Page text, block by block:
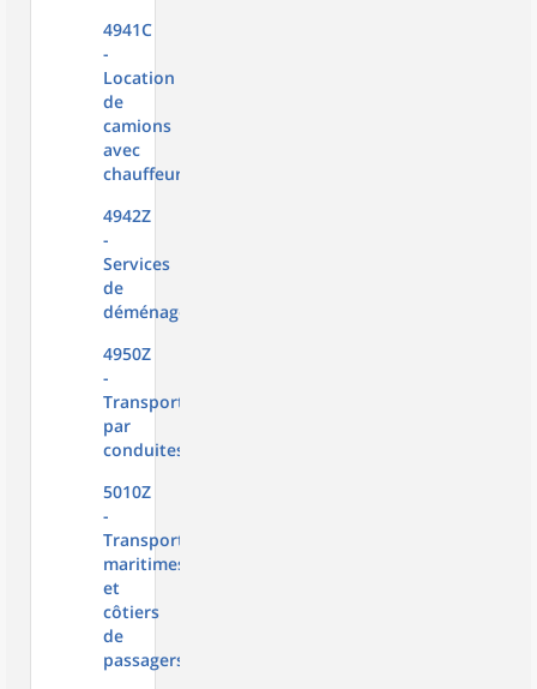
4941C
-
Location
de
camions
avec
chauffeur
4942Z
-
Services
de
déménagement
4950Z
-
Transports
par
conduites
5010Z
-
Transports
maritimes
et
côtiers
de
passagers